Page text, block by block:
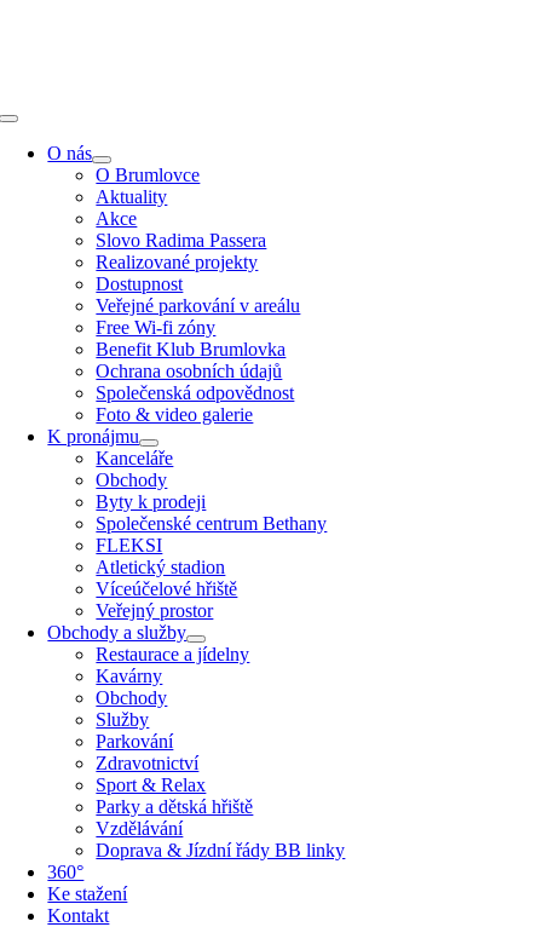
Toggle
Navigation
O nás
O Brumlovce
Aktuality
Akce
Slovo Radima Passera
Realizované projekty
Dostupnost
Veřejné parkování v areálu
Free Wi-fi zóny
Benefit Klub Brumlovka
Ochrana osobních údajů
Společenská odpovědnost
Foto & video galerie
K pronájmu
Kanceláře
Obchody
Byty k prodeji
Společenské centrum Bethany
FLEKSI
Atletický stadion
Víceúčelové hřiště
Veřejný prostor
Obchody a služby
Restaurace a jídelny
Kavárny
Obchody
Služby
Parkování
Zdravotnictví
Sport & Relax
Parky a dětská hřiště
Vzdělávání
Doprava & Jízdní řády BB linky
360°
Ke stažení
Kontakt